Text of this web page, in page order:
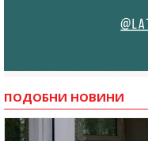
ПОДОБНИ НОВИНИ